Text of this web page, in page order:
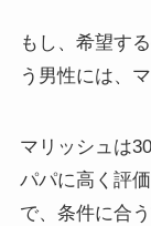
もし、希望す
う男性には、
マリッシュは
パパに高く評
で、条件に合